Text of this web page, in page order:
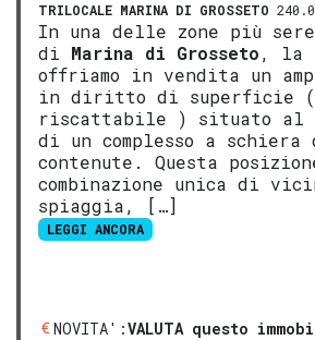
TRILOCALE MARINA DI GROSSETO
In una delle zone più
di Marina di Grosseto, la
offriamo in vendita un
in diritto di superficie (
riscattabile ) situato al
di un complesso a schiera
contenute. Questa
combinazione unica di
spiaggia, […]
LEGGI ANCORA
NOVITA':VALUTA questo